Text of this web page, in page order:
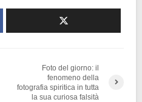
Foto del giorno: il
fenomeno della
fotografia spiritica in tutta
la sua curiosa falsità